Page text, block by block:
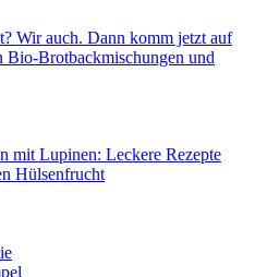
mit Lupinen: Leckere Rezepte
Hülsenfrucht